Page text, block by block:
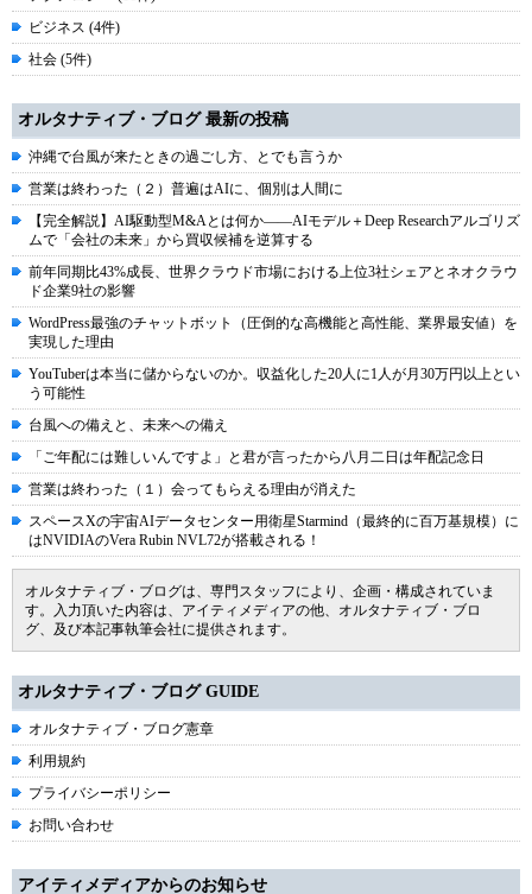
ビジネス (4件)
社会 (5件)
オルタナティブ・ブログ 最新の投稿
沖縄で台風が来たときの過ごし方、とでも言うか
営業は終わった（２）普遍はAIに、個別は人間に
【完全解説】AI駆動型M&Aとは何か――AIモデル＋Deep Researchアルゴリズ
ムで「会社の未来」から買収候補を逆算する
前年同期比43%成長、世界クラウド市場における上位3社シェアとネオクラウ
ド企業9社の影響
WordPress最強のチャットボット（圧倒的な高機能と高性能、業界最安値）を
実現した理由
YouTuberは本当に儲からないのか。収益化した20人に1人が月30万円以上とい
う可能性
台風への備えと、未来への備え
「ご年配には難しいんですよ」と君が言ったから八月二日は年配記念日
営業は終わった（１）会ってもらえる理由が消えた
スペースXの宇宙AIデータセンター用衛星Starmind（最終的に百万基規模）に
はNVIDIAのVera Rubin NVL72が搭載される！
オルタナティブ・ブログは、専門スタッフにより、企画・構成されていま
す。入力頂いた内容は、アイティメディアの他、オルタナティブ・ブロ
グ、及び本記事執筆会社に提供されます。
オルタナティブ・ブログ GUIDE
オルタナティブ・ブログ憲章
利用規約
プライバシーポリシー
お問い合わせ
アイティメディアからのお知らせ